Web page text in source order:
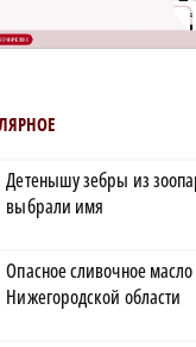
Детенышу зебры из
выбрали имя
Опасное сливочное
Нижегородской области